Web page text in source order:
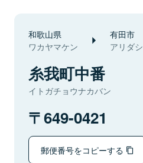
和歌山県
ワカヤマケン
有田市
アリダシ
糸我町中番
イトガチョウナカバン
649-0421
郵便番号をコピーする